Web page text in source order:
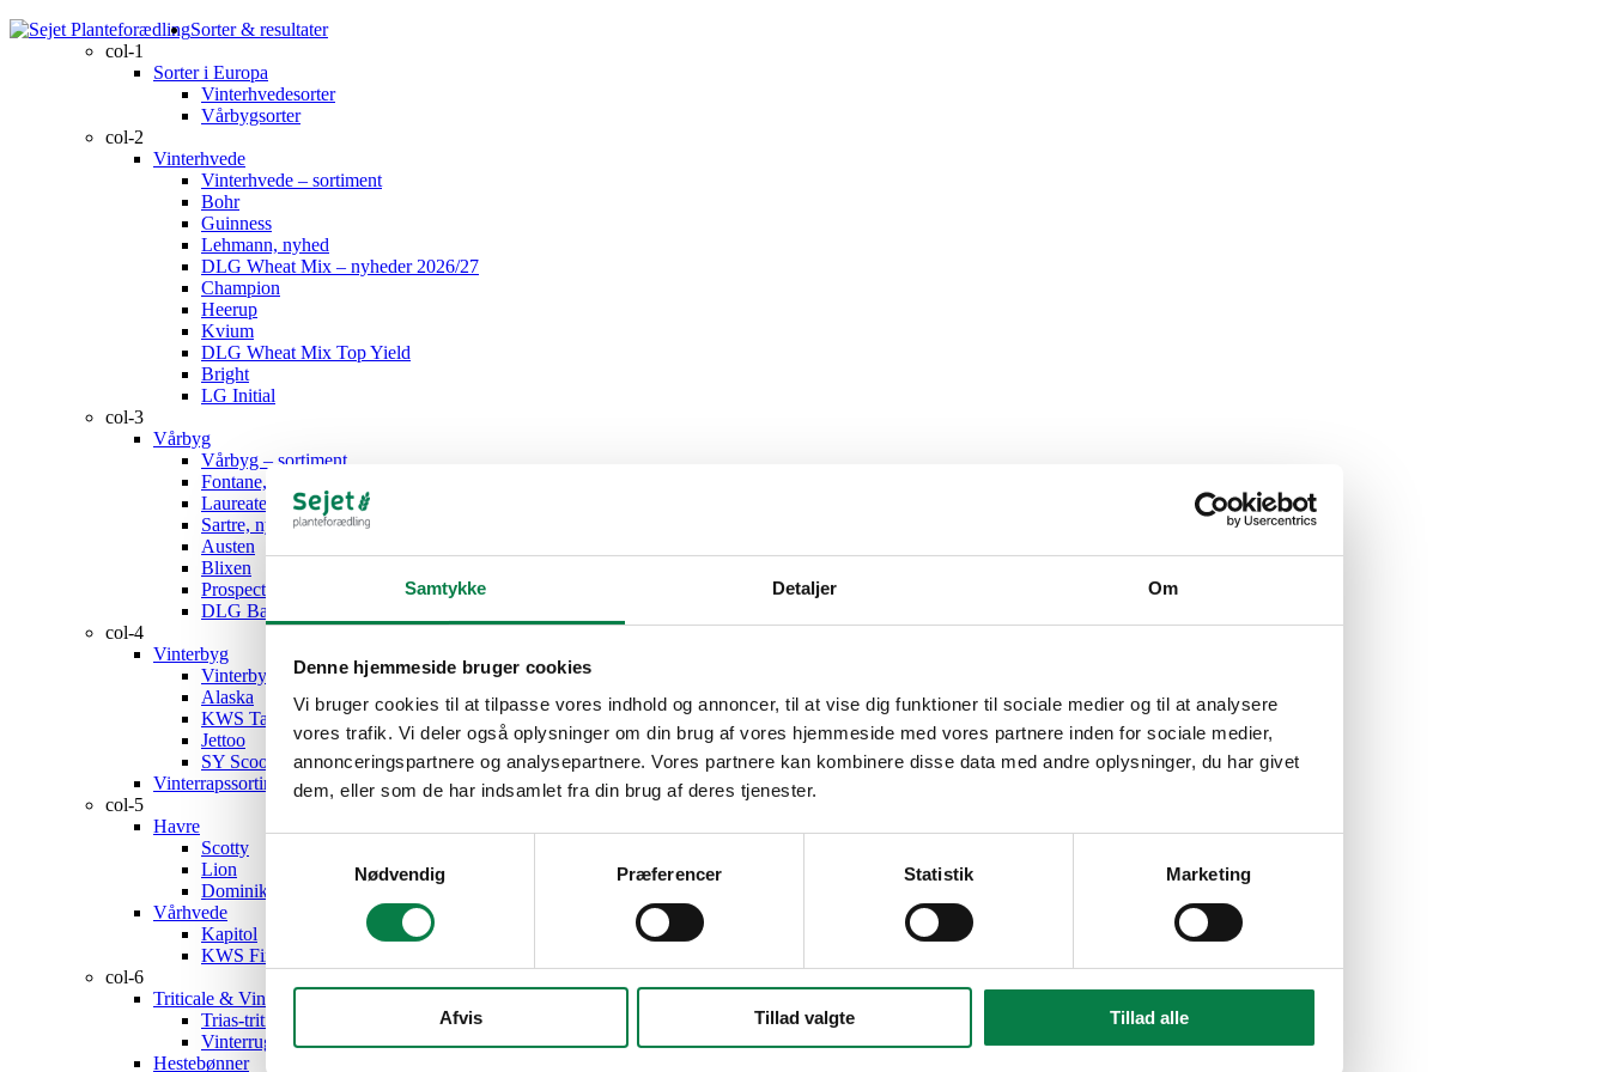
Samtykke Detaljer Om
Denne hjemmeside bruger cookies
Vi bruger cookies til at tilpasse vores indhold og annoncer, til at vise dig funktioner til sociale medier og til at analysere
vores trafik. Vi deler også oplysninger om din brug af vores hjemmeside med vores partnere inden for sociale medier,
annonceringspartnere og analysepartnere. Vores partnere kan kombinere disse data med andre oplysninger, du har givet
dem, eller som de har indsamlet fra din brug af deres tjenester.
Nødvendig
Præferencer Statistik Marketing
Afvis Tillad valgte Tillad alle
Sorter & resultater
col-1
Sorter i Europa
Vinterhvedesorter
Vårbygsorter
col-2
Vinterhvede
Vinterhvede – sortiment
Bohr
Guinness
Lehmann, nyhed
DLG Wheat Mix – nyheder 2026/27
Champion
Heerup
Kvium
DLG Wheat Mix Top Yield
Bright
LG Initial
col-3
Vårbyg
Vårbyg – sortiment
Fontane, nyhed
Laureate
Sartre, nyhed
Austen
Blixen
Prospect
DLG Barley Mix, nyhed
col-4
Vinterbyg
Vinterbyg – sortiment
Alaska
KWS Tardis
Jettoo
SY Scoop, nyhed
Vinterrapssortiment
col-5
Havre
Scotty
Lion
Dominik
Vårhvede
Kapitol
KWS Fixum
col-6
Triticale & Vinterrug
Trias-triticale
Vinterrug
Hestebønner